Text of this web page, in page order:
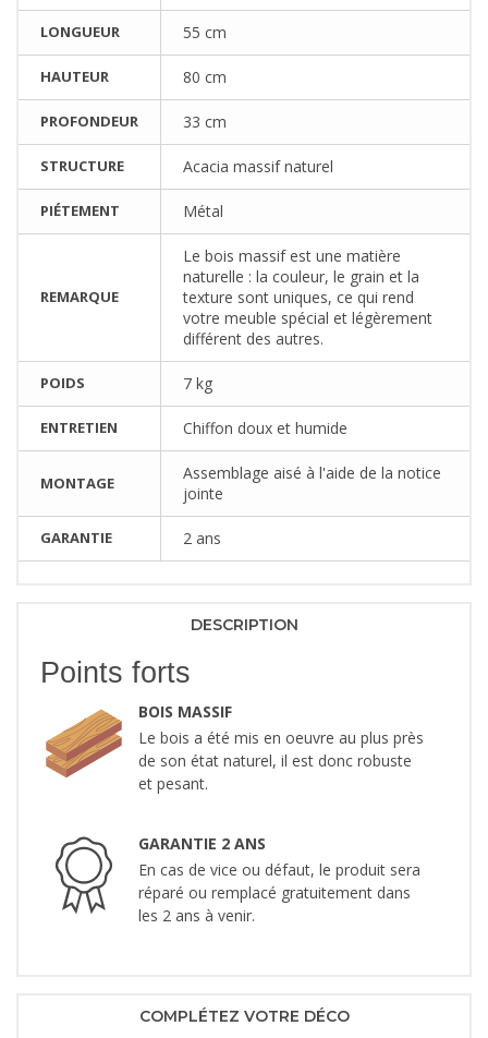
LONGUEUR 55 cm
HAUTEUR 80 cm
PROFONDEUR 33 cm
STRUCTURE Acacia massif naturel
PIÉTEMENT Métal
REMARQUE
Le bois massif est une matière
naturelle : la couleur, le grain et la
texture sont uniques, ce qui rend
votre meuble spécial et légèrement
différent des autres.
POIDS 7 kg
ENTRETIEN Chiffon doux et humide
MONTAGE
Assemblage aisé à l'aide de la notice
jointe
GARANTIE 2 ans
DESCRIPTION
Points forts
BOIS MASSIF
Le bois a été mis en oeuvre au plus près
de son état naturel, il est donc robuste
et pesant.
GARANTIE 2 ANS
En cas de vice ou défaut, le produit sera
réparé ou remplacé gratuitement dans
les 2 ans à venir.
COMPLÉTEZ VOTRE DÉCO